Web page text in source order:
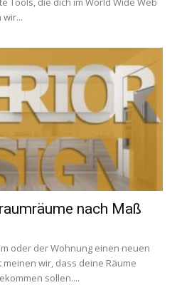
nach Maß
oder der Wohnung einen neuen
wir, dass deine Räume
sollen....